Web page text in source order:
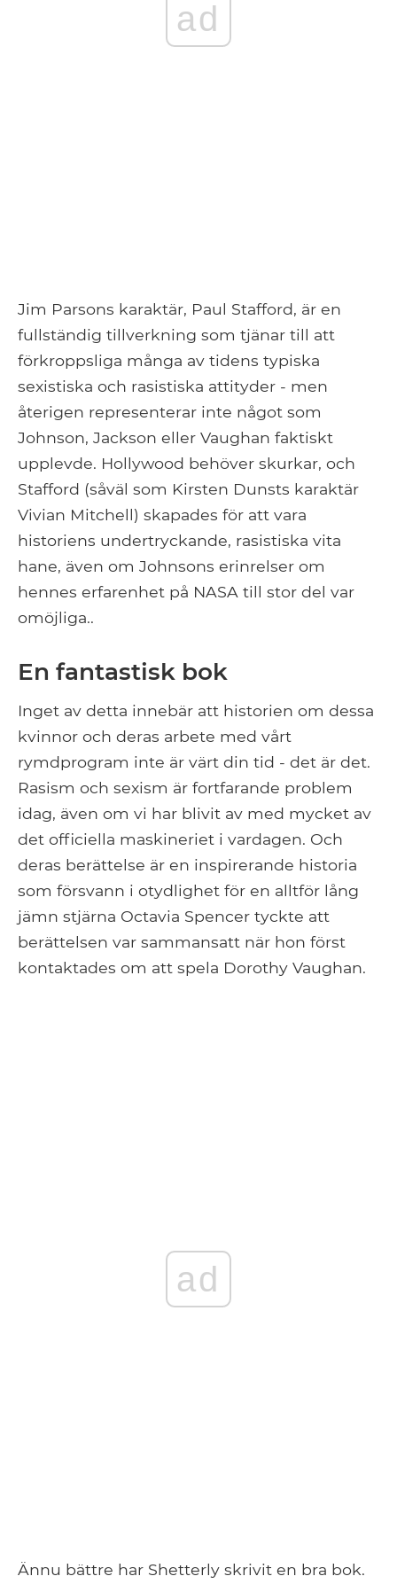
ad
Jim Parsons karaktär, Paul Stafford, är en
fullständig tillverkning som tjänar till att
förkroppsliga många av tidens typiska
sexistiska och rasistiska attityder - men
återigen representerar inte något som
Johnson, Jackson eller Vaughan faktiskt
upplevde. Hollywood behöver skurkar, och
Stafford (såväl som Kirsten Dunsts karaktär
Vivian Mitchell) skapades för att vara
historiens undertryckande, rasistiska vita
hane, även om Johnsons erinrelser om
hennes erfarenhet på NASA till stor del var
omöjliga..
En fantastisk bok
Inget av detta innebär att historien om dessa
kvinnor och deras arbete med vårt
rymdprogram inte är värt din tid - det är det.
Rasism och sexism är fortfarande problem
idag, även om vi har blivit av med mycket av
det officiella maskineriet i vardagen. Och
deras berättelse är en inspirerande historia
som försvann i otydlighet för en alltför lång
jämn stjärna Octavia Spencer tyckte att
berättelsen var sammansatt när hon först
kontaktades om att spela Dorothy Vaughan.
ad
Ännu bättre har Shetterly skrivit en bra bok.